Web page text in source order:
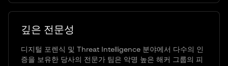
깊은 전문성
디지털 포렌식 및 Threat Intelligence 분야에서 다수의 인
증을 보유한 당사의 전문가 팀은 악명 높은 해커 그룹의 피